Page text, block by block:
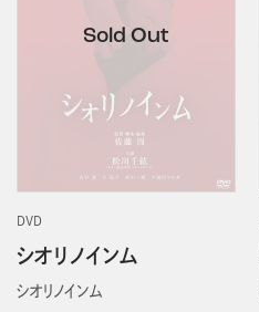
DVD
シオリノインム
シオリノインム